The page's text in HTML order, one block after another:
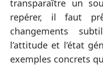
transparaître un
repérer, il faut
changements
l’attitude et l’état
exemples concrets